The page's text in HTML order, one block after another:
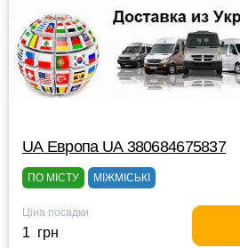
UА Европа UА 380684675837
ПО МІСТУ МІЖМІСЬКІ
Ціна посадки
1 грн